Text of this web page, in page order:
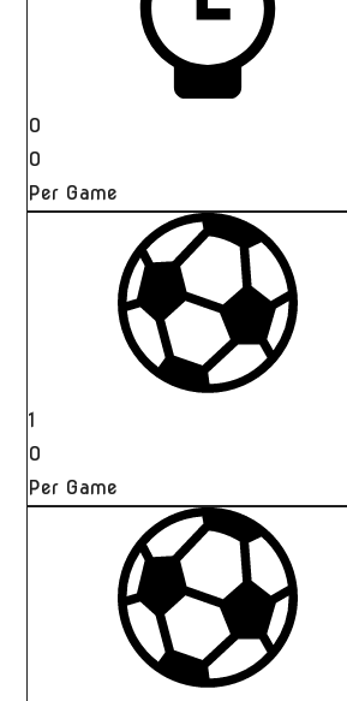
0
0
Per Game
1
0
Per Game